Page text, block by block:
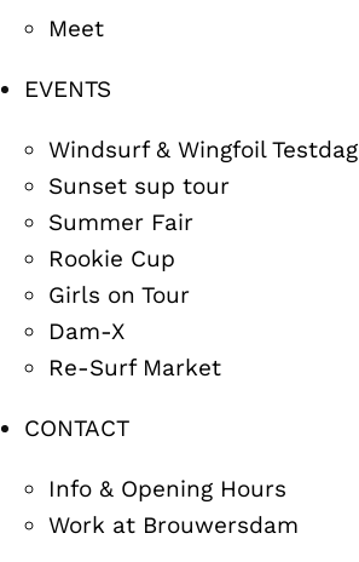
Meet
EVENTS
Windsurf & Wingfoil Testdag
Sunset sup tour
Summer Fair
Rookie Cup
Girls on Tour
Dam-X
Re-Surf Market
CONTACT
Info & Opening Hours
Work at Brouwersdam